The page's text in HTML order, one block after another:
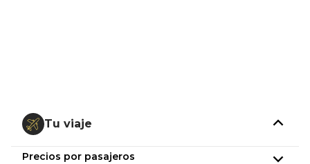
Tu viaje
Precios por pasajeros